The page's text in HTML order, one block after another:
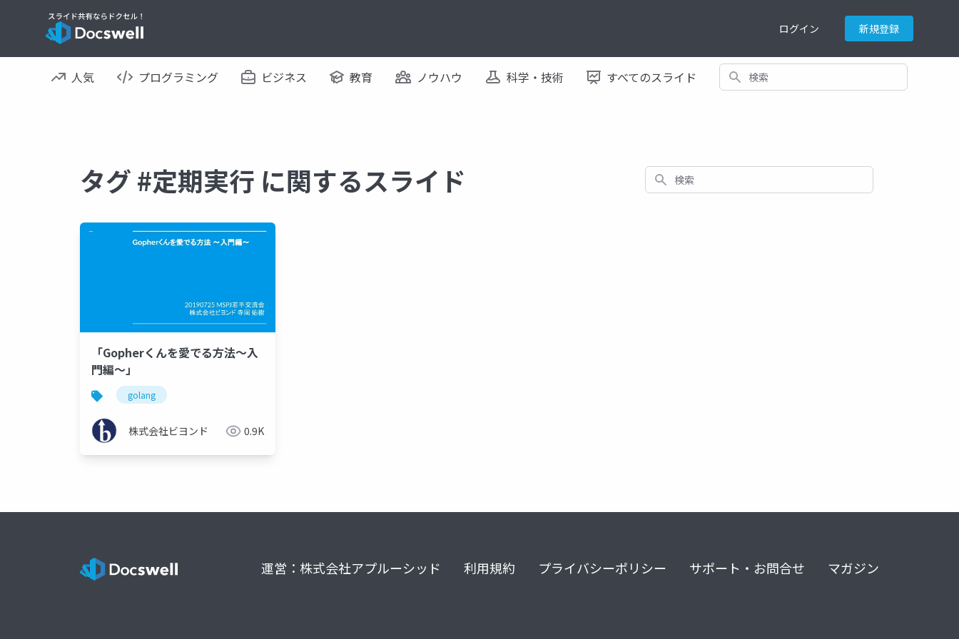
ログイン 新規登録
人気 プログラミング ビジネス 教育 ノウハウ 科学・技術 すべてのスライド 検索
タグ #定期実行 に関するスライド 検索
「Gopherくんを愛でる方法～入
門編～」
golang
株式会社ビヨンド 0.9K
運営：株式会社アプルーシッド 利用規約 プライバシーポリシー サポート・お問合せ マガジン